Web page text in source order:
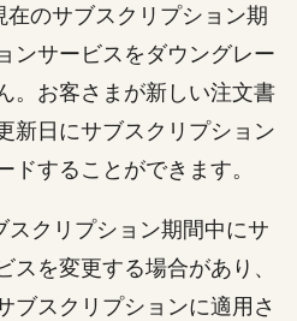
のサブスクリプション期
ンサービスをダウングレー
。お客さまが新しい注文書
新日にサブスクリプション
することができます。
クリプション期間中にサ
スを変更する場合があり、
ブスクリプションに適用さ